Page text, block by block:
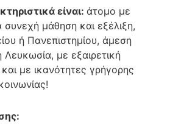
είναι: άτομο με
συνεχή μάθηση και εξέλιξη,
ή Πανεπιστημίου, άμεση
Λευκωσία, με εξαιρετική
με ικανότητες γρήγορης